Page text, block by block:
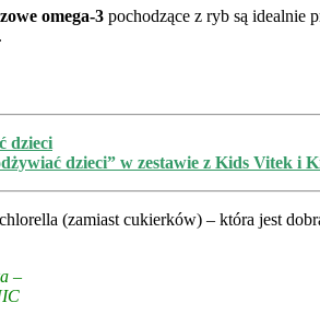
omega-3 pochodzące z ryb są idealnie
dzieci” w zestawie z Kids Vitek i
(zamiast cukierków) – która jest
–